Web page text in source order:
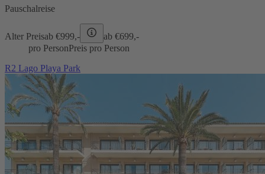
Pauschalreise
Alter Preisab €999,- ab €699,-
pro PersonPreis pro Person
R2 Lago Playa Park